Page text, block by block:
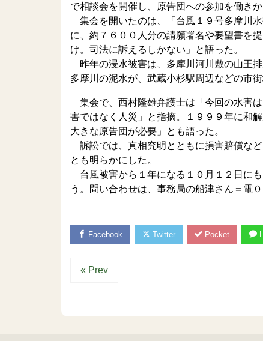
で相談会を開催し、原告団への参加を働きか
集会を開いたのは、「台風１９号多摩川
に、約７６００人分の請願署名や要望書を
け。司法に訴えるしかない」と語った。
昨年の浸水被害は、多摩川河川敷の山王
多摩川の泥水が、武蔵小杉駅周辺などの市
集会で、西村隆雄弁護士は「今回の水害
害ではなく人災」と指摘。１９９９年に和
大きな原告団が必要」とも語った。
訴訟では、真相究明とともに損害賠償な
とも明らかにした。
台風被害から１年になる１０月１２日に
う。問い合わせは、事務局の船津さん＝電
Facebook Twitter Pocket
« Prev